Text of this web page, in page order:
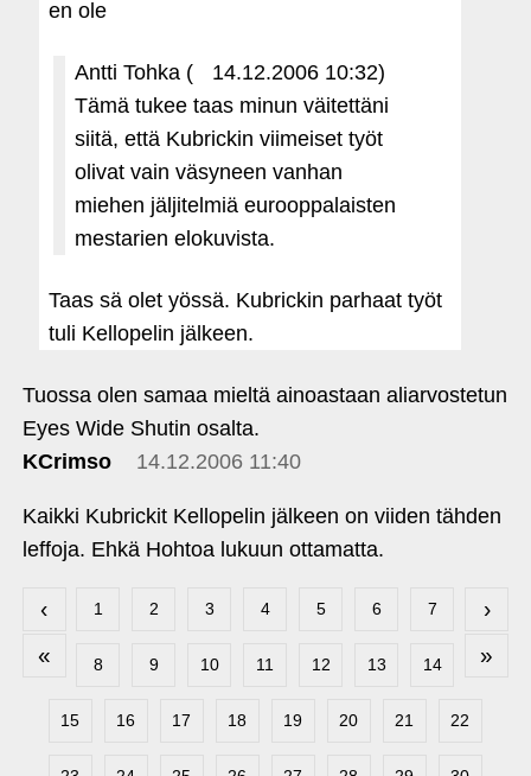
en ole
Antti Tohka (
14.12.2006 10:32)
Tämä tukee taas minun väitettäni
siitä, että Kubrickin viimeiset työt
olivat vain väsyneen vanhan
miehen jäljitelmiä eurooppalaisten
mestarien elokuvista.
Taas sä olet yössä. Kubrickin parhaat työt
tuli Kellopelin jälkeen.
Tuossa olen samaa mieltä ainoastaan aliarvostetun
Eyes Wide Shutin osalta.
KCrimso
14.12.2006 11:40
Kaikki Kubrickit Kellopelin jälkeen on viiden tähden
leffoja. Ehkä Hohtoa lukuun ottamatta.
‹
«
›
»
1 2 3 4 5 6 7
8 9 10 11 12 13 14
15 16 17 18 19 20 21 22